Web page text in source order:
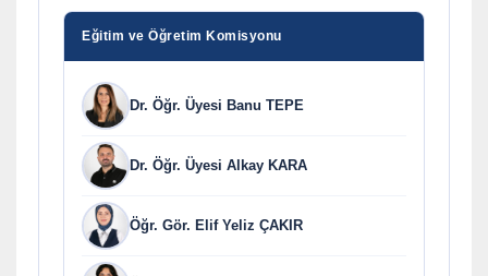
Eğitim ve Öğretim Komisyonu
Dr. Öğr. Üyesi Banu TEPE
Dr. Öğr. Üyesi Alkay KARA
Öğr. Gör. Elif Yeliz ÇAKIR